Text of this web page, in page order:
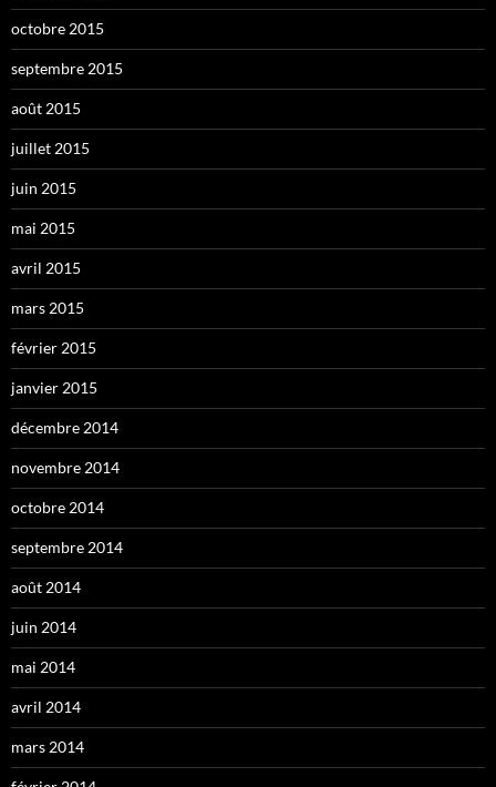
octobre 2015
septembre 2015
août 2015
juillet 2015
juin 2015
mai 2015
avril 2015
mars 2015
février 2015
janvier 2015
décembre 2014
novembre 2014
octobre 2014
septembre 2014
août 2014
juin 2014
mai 2014
avril 2014
mars 2014